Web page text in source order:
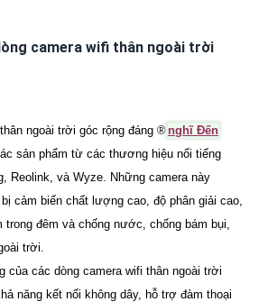
camera wifi thân ngoài trời
ngoài trời góc rộng đáng ®️ nghĩ Đến
sản phẩm từ các thương hiệu nổi tiếng
Reolink, và Wyze. Những camera này
cảm biến chất lượng cao, độ phân giải cao,
trong đêm và chống nước, chống bám bụi,
trời.
của các dòng camera wifi thân ngoài trời
năng kết nối không dây, hỗ trợ đàm thoại